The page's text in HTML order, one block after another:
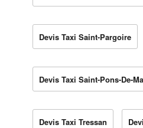
Devis Taxi Saint-Pargoire
Devis Taxi Saint-Pons-De-
Devis Taxi Tressan